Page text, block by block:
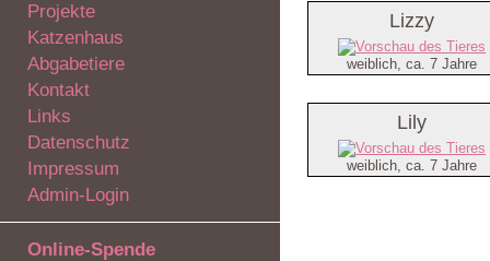
Projekte
Katzenhaus
Abgabetiere
Kontakt
Links
Datenschutz
Impressum
Admin-Login
Online-Spende
Lizzy
weiblich, ca. 7 Jahre
Lily
weiblich, ca. 7 Jahre